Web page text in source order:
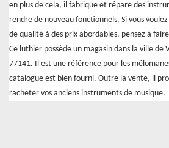
en plus de cela, il fabrique et répare des
rendre de nouveau fonctionnels. Si vous
de qualité à des prix abordables, pensez à
Ce luthier possède un magasin dans la ville de
77141. Il est une référence pour les
catalogue est bien fourni. Outre la vente, il
racheter vos anciens instruments de musique.